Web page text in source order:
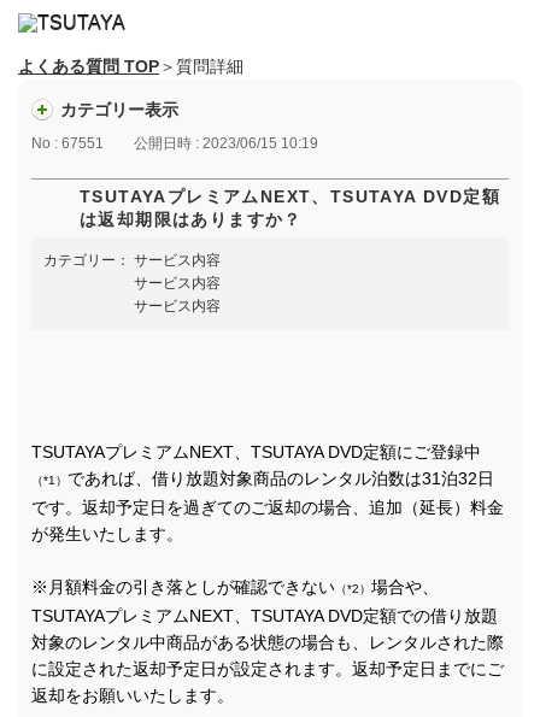
よくある質問 TOP＞質問詳細
カテゴリー表示
No : 67551 公開日時 : 2023/06/15 10:19
TSUTAYAプレミアムNEXT、TSUTAYA DVD定額
は返却期限はありますか？
カテゴリー： サービス内容
サービス内容
サービス内容
TSUTAYAプレミアムNEXT、TSUTAYA DVD定額にご登録中
（*1） であれば、借り放題対象商品のレンタル泊数は31泊32日
です。返却予定日を過ぎてのご返却の場合、追加（延長）料金
が発生いたします。
※月額料金の引き落としが確認できない （*2） 場合や、
TSUTAYAプレミアムNEXT、TSUTAYA DVD定額での借り放題
対象のレンタル中商品がある状態の場合も、レンタルされた際
に設定された返却予定日が設定されます。返却予定日までにご
返却をお願いいたします。